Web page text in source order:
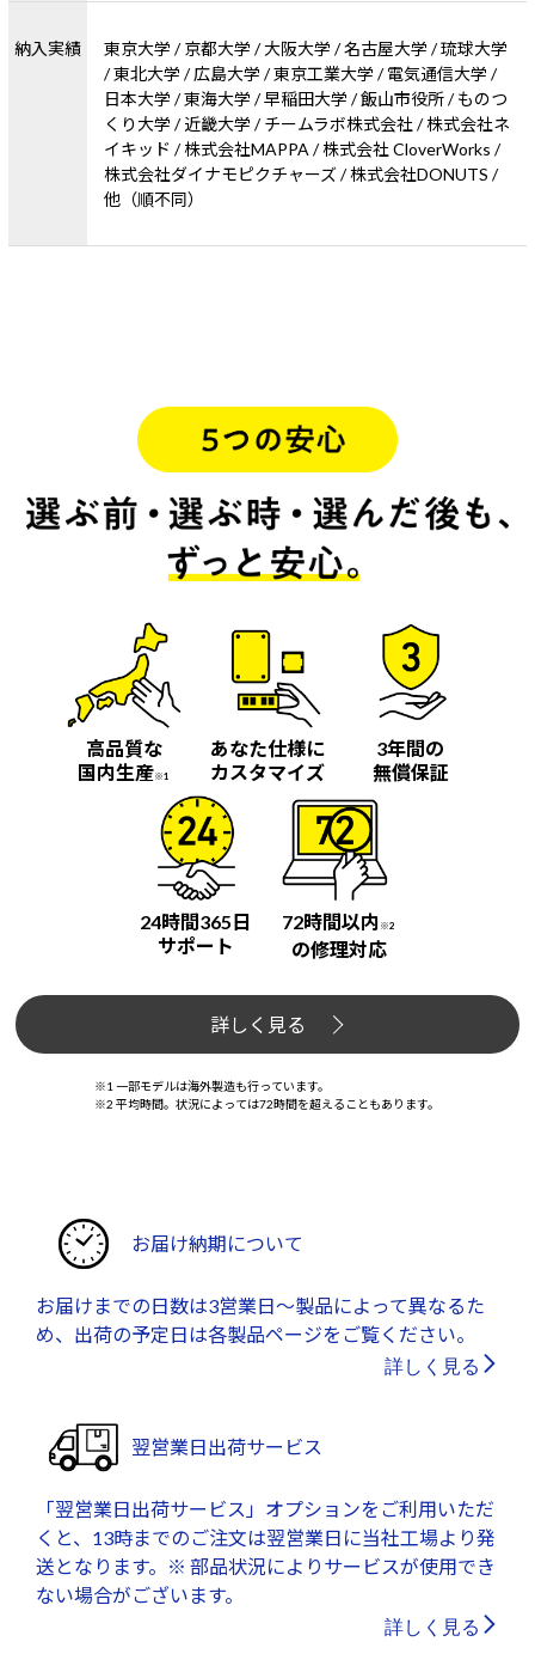
納入実績
東京大学 / 京都大学 / 大阪大学 / 名古屋大学 / 琉球大学
/ 東北大学 / 広島大学 / 東京工業大学 / 電気通信大学 /
日本大学 / 東海大学 / 早稲田大学 / 飯山市役所 / ものつ
くり大学 / 近畿大学 / チームラボ株式会社 / 株式会社ネ
イキッド / 株式会社MAPPA / 株式会社 CloverWorks /
株式会社ダイナモピクチャーズ / 株式会社DONUTS /
他（順不同）
高品質な
国内生産※1
あなた仕様に
カスタマイズ
3年間の
無償保証
24時間365日
サポート
72時間以内 ※2
の修理対応
詳しく見る
※1 一部モデルは海外製造も行っています。
※2 平均時間。状況によっては72時間を超えることもあります。
お届け納期について
お届けまでの日数は3営業日～製品によって異なるた
め、出荷の予定日は各製品ページをご覧ください。
詳しく見る
翌営業日出荷サービス
「翌営業日出荷サービス」オプションをご利用いただ
くと、13時までのご注文は翌営業日に当社工場より発
送となります。※ 部品状況によりサービスが使用でき
ない場合がございます。
詳しく見る